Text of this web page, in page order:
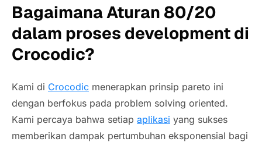
Bagaimana Aturan 80/20
dalam proses development di
Crocodic?
Kami di Crocodic menerapkan prinsip pareto ini
dengan berfokus pada problem solving oriented.
Kami percaya bahwa setiap aplikasi yang sukses
memberikan dampak pertumbuhan eksponensial bagi